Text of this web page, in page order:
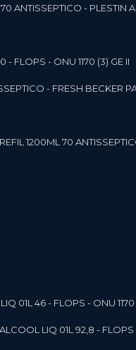
ANTISSEPTICO - PLESTIN
- FLOPS - ONU 1170 (3) GE II
- FRESH BECKER
1200ML 70
LIQ 01L 46 - FLOPS - ONU 1170
ALCOOL LIQ 01L 92,8 - FLOPS